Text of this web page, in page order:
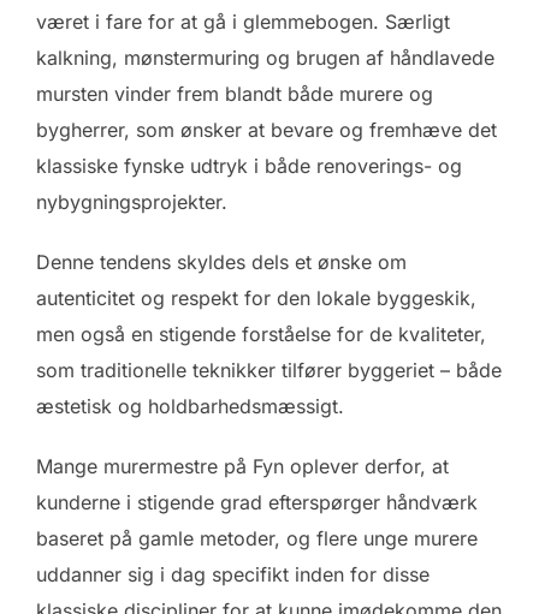
været i fare for at gå i glemmebogen. Særligt
kalkning, mønstermuring og brugen af håndlavede
mursten vinder frem blandt både murere og
bygherrer, som ønsker at bevare og fremhæve det
klassiske fynske udtryk i både renoverings- og
nybygningsprojekter.
Denne tendens skyldes dels et ønske om
autenticitet og respekt for den lokale byggeskik,
men også en stigende forståelse for de kvaliteter,
som traditionelle teknikker tilfører byggeriet – både
æstetisk og holdbarhedsmæssigt.
Mange murermestre på Fyn oplever derfor, at
kunderne i stigende grad efterspørger håndværk
baseret på gamle metoder, og flere unge murere
uddanner sig i dag specifikt inden for disse